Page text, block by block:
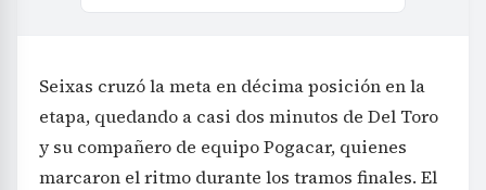
Seixas cruzó la meta en décima posición en la
etapa, quedando a casi dos minutos de Del Toro
y su compañero de equipo Pogacar, quienes
marcaron el ritmo durante los tramos finales. El